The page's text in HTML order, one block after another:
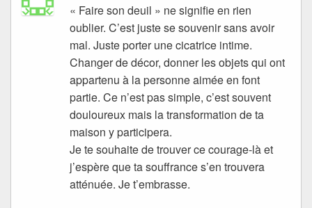
« Faire son deuil » ne signifie en rien
oublier. C’est juste se souvenir sans avoir
mal. Juste porter une cicatrice intime.
Changer de décor, donner les objets qui ont
appartenu à la personne aimée en font
partie. Ce n’est pas simple, c’est souvent
douloureux mais la transformation de ta
maison y participera.
Je te souhaite de trouver ce courage-là et
j’espère que ta souffrance s’en trouvera
atténuée. Je t’embrasse.